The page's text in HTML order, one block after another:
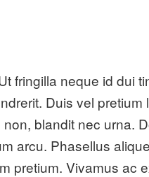
fringilla neque id dui
Duis vel
blandit nec urna.
arcu. Phasellus
pretium. Vivamus